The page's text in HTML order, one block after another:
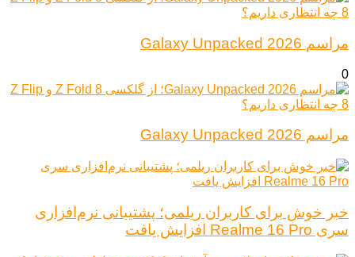
مراسم Galaxy Unpacked 2026
0
مراسم Galaxy Unpacked 2026
خبر خوش برای کاربران ریلمی؛ پشتیبانی نرم‌افزاری
سری Realme 16 Pro افزایش یافت